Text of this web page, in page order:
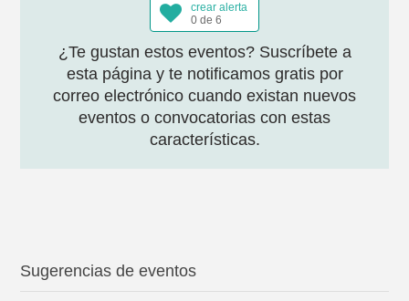
crear alerta
0 de 6
¿Te gustan estos eventos? Suscríbete a
esta página y te notificamos gratis por
correo electrónico cuando existan nuevos
eventos o convocatorias con estas
características.
Sugerencias de eventos